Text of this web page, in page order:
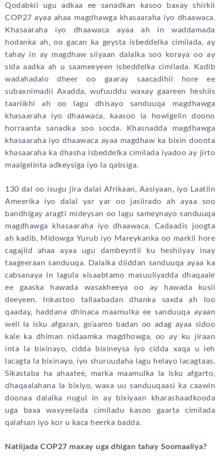
Qodabkii ugu adkaa ee sanadkan kasoo baxay shirkii
COP27 ayaa ahaa magdhawga khasaaraha iyo dhaawaca.
Khasaaraha iyo dhaawaca ayaa ah in waddamada
hodanka ah, oo gacan ka geysta isbeddelka cimilada, ay
tahay in ay magdhaw siiyaan dalalka soo koraya oo ay
sida aadka ah u saameeyeen isbeddelka cimilada. Kadib
wadahadalo dheer oo gaaray saacadihii hore ee
subaxnimadii Axadda, wufuuddu waxay gaareen heshiis
taariikhi ah oo lagu dhisayo sanduuqa magdhawga
khasaaraha iyo dhaawaca, kaasoo la howlgelin doono
horraanta sanadka soo socda. Khasnadda magdhawga
khasaaraha iyo dhaawaca ayaa magdhaw ka bixin doonta
khasaaraha ka dhasha isbeddelka cimilada iyadoo ay jirto
maalgelinta adkeysiga iyo la qabsiga.
130 dal oo isugu jira dalal Afrikaan, Aasiyaan, iyo Laatiin
Ameerika iyo dalal yar yar oo jasiirado ah ayaa soo
bandhigay aragti mideysan oo lagu sameynayo sanduuqa
magdhawga khasaaraha iyo dhaawaca. Cadaadis joogta
ah kadib, Midowga Yurub iyo Mareykanka oo markii hore
cagajiid ahaa ayaa ugu dambeyntii ku heshiiyay inay
taageeraan sanduuqa. Dalalka diiddan sanduuqa ayaa ka
cabsanaya in lagula xisaabtamo masuuliyadda dhaqaale
ee gaaska hawada wasakheeya oo ay hawada kusii
deeyeen. Inkastoo tallaabadan dhanka saxda ah loo
qaaday, haddana dhinaca maamulka ee sanduuqa ayaan
weli la isku afgaran, go’aamo badan oo adag ayaa sidoo
kale ka dhiman nidaamka magdhowga, oo ay ku jiraan
inta la bixinayo, cidda bixineysa iyo cidda xaqa u leh
lacagta la bixinayo, iyo shuruudaha lagu helayo lacagtaas.
Sikastaba ha ahaatee, marka maamulka la isku afgarto,
dhaqaalahana la bixiyo, waxa uu sanduuqaasi ka caawin
doonaa dalalka nugul in ay bixiyaan kharashaadkooda
uga baxa waxyeelada cimiladu kasoo gaarta cimilada
qalafsan iyo kor u kaca heerka badda.
Natiijada COP27 maxay uga dhigan tahay Soomaaliya?